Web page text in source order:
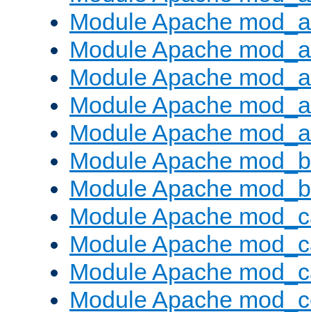
Module Apache
Module Apache
Module Apache
Module Apache
Module Apache
Module Apache
Module Apache
Module Apache
Module Apache
Module Apache
Module Apache